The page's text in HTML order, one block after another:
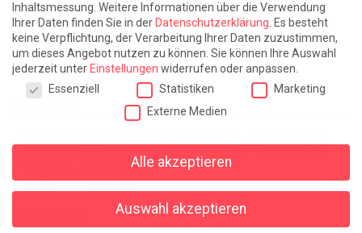
Triple-Edinburgher mit Ketchup WACHS!
Winterreise (mit Sommern)
Alles sonst
Denkabfall Gereimtes und Ungereimtes Geschichte
Inhaltsmessung. Weitere Informationen über die Verwendung
Ihrer Daten finden Sie in der Datenschutzerklärung Es besteht
keine Verpflichtung, der Verarbeitung Ihrer Daten zuzustimmen,
um dieses Angebot nutzen zu können. Sie können Ihre Auswahl
jederzeit unter Einstellungen widerrufen oder anpassen.
Datenschutzeinstellungen
Essenziell Statistiken
Marketing
Externe Medien
Alle akzeptieren
Auswahl akzeptieren